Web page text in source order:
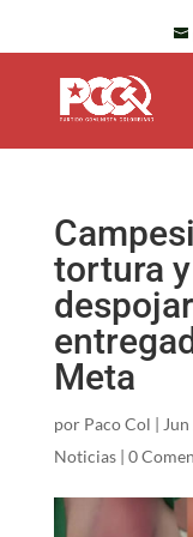
tortura
Meta
por Paco Col |
Noticias| 0